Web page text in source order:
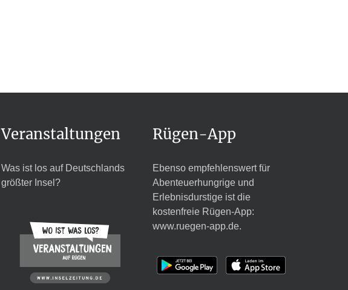
Veranstaltungen
Was ist los auf Deutschlands
größter Insel?
Rügen-App
Ebenso empfehlenswert für
Abenteuerhungrige und
Erlebnisdurstige ist die
kostenfreie Rügen-App:
www.ruegen-app.de.